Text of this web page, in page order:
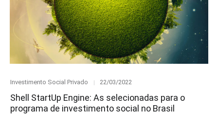
Category
Investimento Social Privado
Posted
22/03/2022
Shell StartUp Engine: As selecionadas para o
programa de investimento social no Brasil